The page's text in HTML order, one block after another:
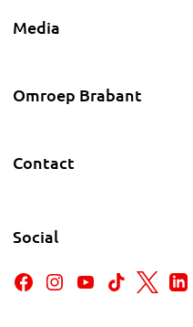
Media
Omroep Brabant
Contact
Social